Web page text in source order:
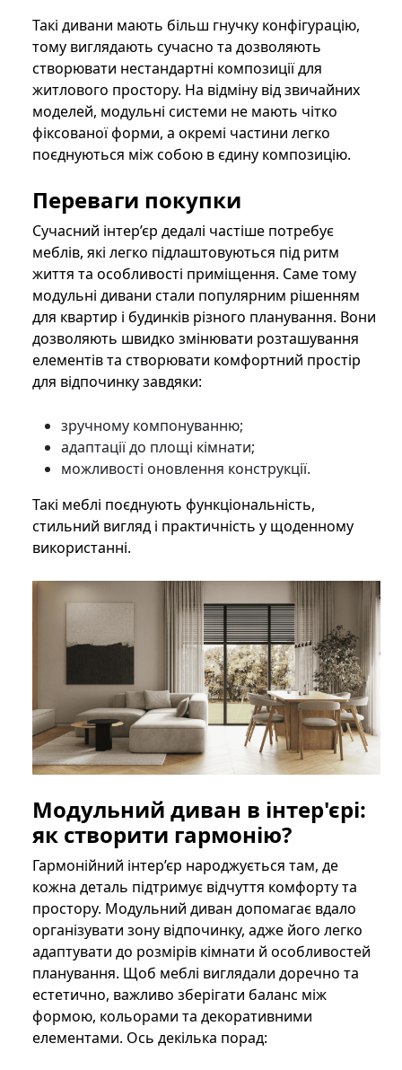
Такі дивани мають більш гнучку конфігурацію,
тому виглядають сучасно та дозволяють
створювати нестандартні композиції для
житлового простору. На відміну від звичайних
моделей, модульні системи не мають чітко
фіксованої форми, а окремі частини легко
поєднуються між собою в єдину композицію.
Переваги покупки
Сучасний інтер’єр дедалі частіше потребує
меблів, які легко підлаштовуються під ритм
життя та особливості приміщення. Саме тому
модульні дивани стали популярним рішенням
для квартир і будинків різного планування. Вони
дозволяють швидко змінювати розташування
елементів та створювати комфортний простір
для відпочинку завдяки:
зручному компонуванню;
адаптації до площі кімнати;
можливості оновлення конструкції.
Такі меблі поєднують функціональність,
стильний вигляд і практичність у щоденному
використанні.
Модульний диван в інтер'єрі:
як створити гармонію?
Гармонійний інтер’єр народжується там, де
кожна деталь підтримує відчуття комфорту та
простору. Модульний диван допомагає вдало
організувати зону відпочинку, адже його легко
адаптувати до розмірів кімнати й особливостей
планування. Щоб меблі виглядали доречно та
естетично, важливо зберігати баланс між
формою, кольорами та декоративними
елементами. Ось декілька порад: